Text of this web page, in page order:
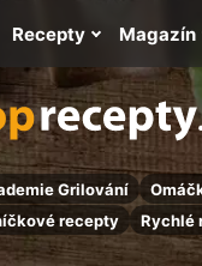
Grilování
recepty
Rychlé
Recepty Magazín